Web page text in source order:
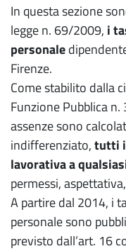
In questa sezione
legge n. 69/2009, i
personale
Firenze.
Come stabilito dalla
Funzione Pubblica
assenze sono
indifferenziato,tutti i
lavorativa a
permessi,
A partire dal 2014, i
personale sono
previsto dall’art. 16